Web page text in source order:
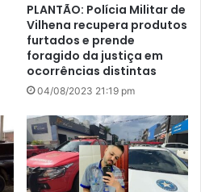
PLANTÃO: Polícia Militar de
Vilhena recupera produtos
furtados e prende
foragido da justiça em
ocorrências distintas
04/08/2023 21:19 pm